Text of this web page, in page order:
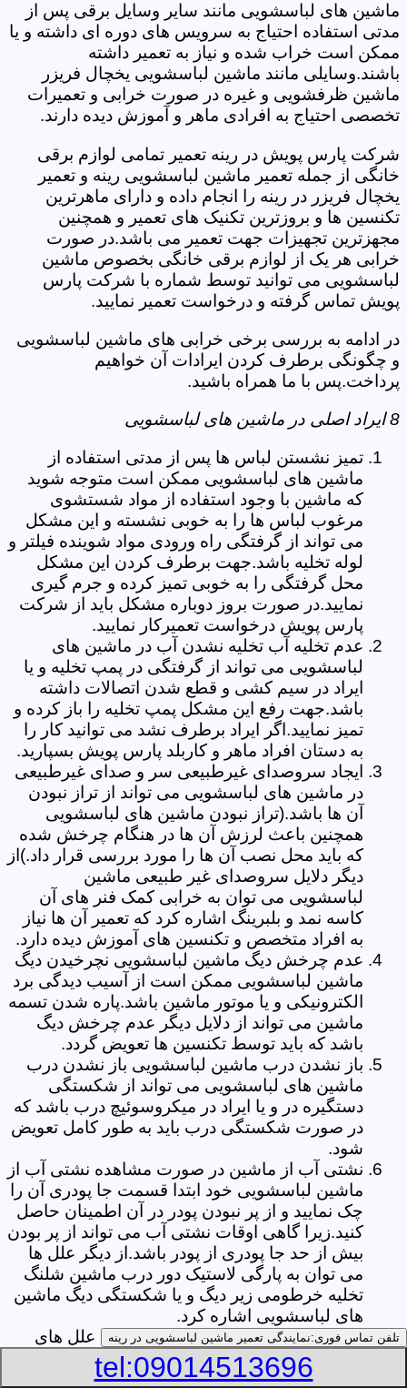
ماشین های لباسشویی مانند سایر وسایل برقی پس از
مدتی استفاده احتیاج به سرویس های دوره ای داشته و یا
ممکن است خراب شده و نیاز به تعمیر داشته
باشند.وسایلی مانند ماشین لباسشویی یخچال فریزر
ماشین ظرفشویی و غیره در صورت خرابی و تعمیرات
تخصصی احتیاج به افرادی ماهر و آموزش دیده دارند.
شرکت پارس پویش در رینه تعمیر تمامی لوازم برقی
خانگی از جمله تعمیر ماشین لباسشویی رینه و تعمیر
یخچال فریزر در رینه را انجام داده و دارای ماهرترین
تکنسین ها و بروزترین تکنیک های تعمیر و همچنین
مجهزترین تجهیزات جهت تعمیر می باشد.در صورت
خرابی هر یک از لوازم برقی خانگی بخصوص ماشین
لباسشویی می توانید توسط شماره با شرکت پارس
پویش تماس گرفته و درخواست تعمیر نمایید.
در ادامه به بررسی برخی خرابی های ماشین لباسشویی
و چگونگی برطرف کردن ایرادات آن خواهیم
پرداخت.پس با ما همراه باشید.
8 ایراد اصلی در ماشین های لباسشویی
تمیز نشستن لباس ها پس از مدتی استفاده از
ماشین های لباسشویی ممکن است متوجه شوید
که ماشین با وجود استفاده از مواد شستشوی
مرغوب لباس ها را به خوبی نشسته و این مشکل
می تواند از گرفتگی راه ورودی مواد شوینده فیلتر و
لوله تخلیه باشد.جهت برطرف کردن این مشکل
محل گرفتگی را به خوبی تمیز کرده و جرم گیری
نمایید.در صورت بروز دوباره مشکل باید از شرکت
پارس پویش درخواست تعمیرکار نمایید.
عدم تخلیه آب تخلیه نشدن آب در ماشین های
لباسشویی می تواند از گرفتگی در پمپ تخلیه و یا
ایراد در سیم کشی و قطع شدن اتصالات داشته
باشد.جهت رفع این مشکل پمپ تخلیه را باز کرده و
تمیز نمایید.اگر ایراد برطرف نشد می توانید کار را
به دستان افراد ماهر و کاربلد پارس پویش بسپارید.
ایجاد سروصدای غیرطبیعی سر و صدای غیرطبیعی
در ماشین های لباسشویی می تواند از تراز نبودن
آن ها باشد.(تراز نبودن ماشین های لباسشویی
همچنین باعث لرزش آن ها در هنگام چرخش شده
که باید محل نصب آن ها را مورد بررسی قرار داد.)از
دیگر دلایل سروصدای غیر طبیعی ماشین
لباسشویی می توان به خرابی کمک فنر های آن
کاسه نمد و بلبرینگ اشاره کرد که تعمیر آن ها نیاز
به افراد متخصص و تکنسین های آموزش دیده دارد.
عدم چرخش دیگ ماشین لباسشویی نچرخیدن دیگ
ماشین لباسشویی ممکن است از آسیب دیدگی برد
الکترونیکی و یا موتور ماشین باشد.پاره شدن تسمه
ماشین می تواند از دلایل دیگر عدم چرخش دیگ
باشد که باید توسط تکنسین ها تعویض گردد.
باز نشدن درب ماشین لباسشویی باز نشدن درب
ماشین های لباسشویی می تواند از شکستگی
دستگیره در و یا ایراد در میکروسوئیچ درب باشد که
در صورت شکستگی درب باید به طور کامل تعویض
شود.
نشتی آب از ماشین در صورت مشاهده نشتی آب از
ماشین لباسشویی خود ابتدا قسمت جا پودری آن را
چک نمایید و از پر نبودن پودر در آن اطمینان حاصل
کنید.زیرا گاهی اوقات نشتی آب می تواند از پر بودن
بیش از حد جا پودری از پودر باشد.از دیگر علل ها
می توان به پارگی لاستیک دور درب ماشین شلنگ
تخلیه خرطومی زیر دیگ و یا شکستگی دیگ ماشین
های لباسشویی اشاره کرد.
خشک نکردن لباس ها یکی از بیشترین علل های
خشک نکردن لباس ها توسط ماشین های
لباسشویی پر کردن دیگ آن ها بیش از حد ظرفیت
تلفن تماس فوری:نمایندگی تعمیر ماشین لباسشویی در رینه
tel:09014513696